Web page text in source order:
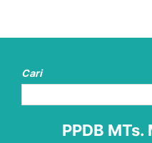
Cari
PPDB